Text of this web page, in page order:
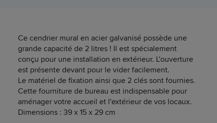
Ce cendrier mural en acier galvanisé possède une
grande capacité de 2 litres ! Il est spécialement
conçu pour une installation en extérieur. L'ouverture
est présente devant pour le vider facilement.
Le matériel de fixation ainsi que 2 clés sont fournies.
Cette fourniture de bureau est indispensable pour
aménager votre accueil et l'extérieur de vos locaux.
Dimensions : 39 x 15 x 29 cm